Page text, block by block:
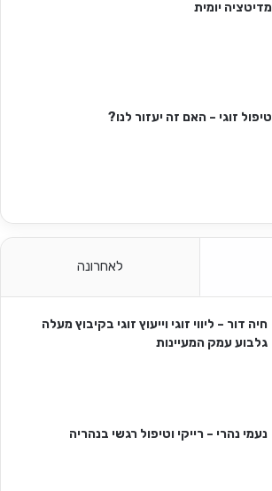
מדיטציה יומית
טיפול זוגי – האם זה יעזור לנו?
לאחרונה
חיה דור – ליווי זוגי וייעוץ זוגי בקיבוץ מעלה
גלבוע עמק המעיינות
נעמי נהרי – רייקי וטיפול רגשי בנהריה